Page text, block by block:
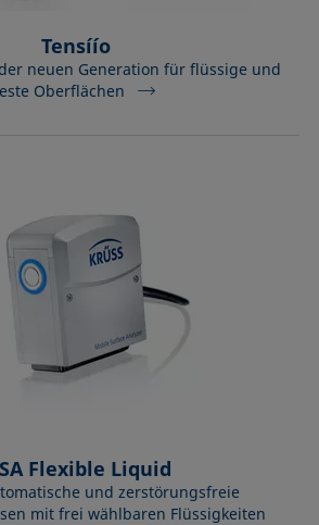
Tensíío
neuen Generation für flüssige und
Oberflächen
Flexible Liquid
und zerstörungsfreie
mit frei wählbaren Flüssigkeiten